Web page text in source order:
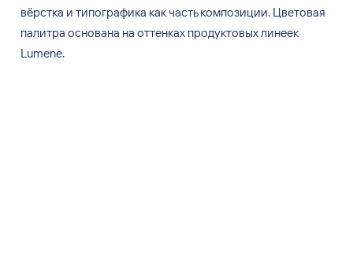
вёрстка и типографика как часть композиции. Цветовая
палитра основана на оттенках продуктовых линеек
Lumene.